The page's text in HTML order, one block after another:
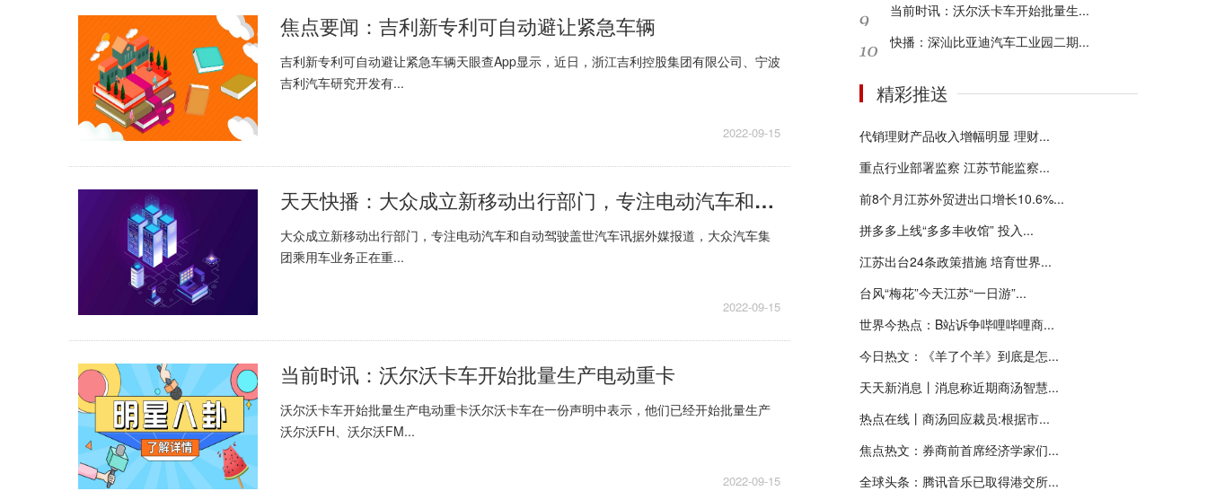
焦点要闻：吉利新专利可自动避让紧急车辆
吉利新专利可自动避让紧急车辆天眼查App显示，近日，浙江吉利控股集团有限公司、宁波
吉利汽车研究开发有...
2022-09-15
天天快播：大众成立新移动出行部门，专注电动汽车和自动驾驶
大众成立新移动出行部门，专注电动汽车和自动驾驶盖世汽车讯据外媒报道，大众汽车集
团乘用车业务正在重...
2022-09-15
当前时讯：沃尔沃卡车开始批量生产电动重卡
沃尔沃卡车开始批量生产电动重卡沃尔沃卡车在一份声明中表示，他们已经开始批量生产
沃尔沃FH、沃尔沃FM...
2022-09-15
当前时讯：沃尔沃卡车开始批量生...
快播：深汕比亚迪汽车工业园二期...
精彩推送
代销理财产品收入增幅明显 理财...
重点行业部署监察 江苏节能监察...
前8个月江苏外贸进出口增长10.6%...
拼多多上线“多多丰收馆” 投入...
江苏出台24条政策措施 培育世界...
台风“梅花”今天江苏“一日游”...
世界今热点：B站诉争哔哩哔哩商...
今日热文：《羊了个羊》到底是怎...
天天新消息丨消息称近期商汤智慧...
热点在线丨商汤回应裁员:根据市...
焦点热文：券商前首席经济学家们...
全球头条：腾讯音乐已取得港交所...